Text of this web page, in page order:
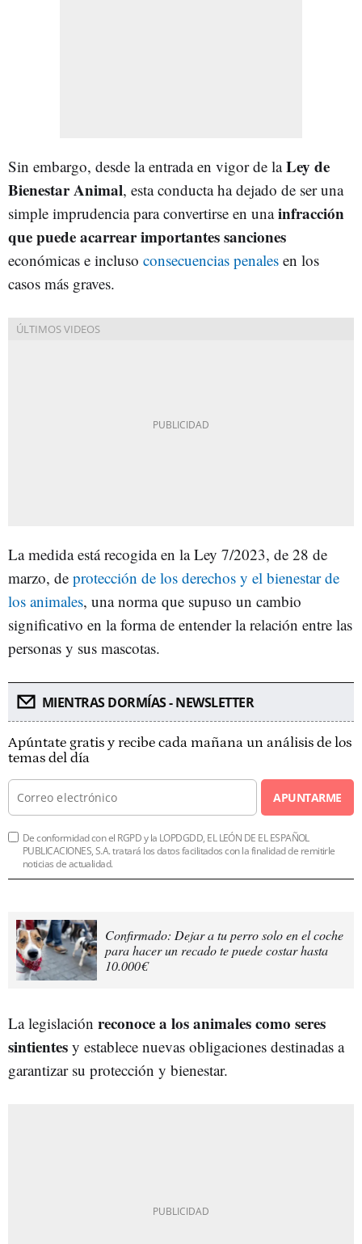
Sin embargo, desde la entrada en vigor de laLey de
Bienestar Animal, esta conducta ha dejado de ser una
simple imprudencia para convertirse en unainfracción
que puede acarrear importantes sanciones
económicas e incluso consecuencias penales en los
casos más graves.
La medida está recogida en la Ley 7/2023, de 28 de
marzo, de protección de los derechos y el bienestar de
los animales, una norma que supuso un cambio
significativo en la forma de entender la relación entre las
personas y sus mascotas.
MIENTRAS DORMÍAS - NEWSLETTER
Apúntate gratis y recibe cada mañana un análisis de los
temas del día
APUNTARME
De conformidad con el RGPD y la LOPDGDD, EL LEÓN DE EL ESPAÑOL
PUBLICACIONES, S.A. tratará los datos facilitados con la finalidad de remitirle
noticias de actualidad.
Confirmado: Dejar a tu perro solo en el coche
para hacer un recado te puede costar hasta
10.000€
La legislación reconoce a los animales como seres
sintientes y establece nuevas obligaciones destinadas a
garantizar su protección y bienestar.